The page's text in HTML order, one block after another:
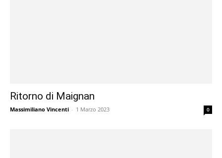
Ritorno di Maignan
Massimiliano Vincenti - 1 Marzo 2023 0